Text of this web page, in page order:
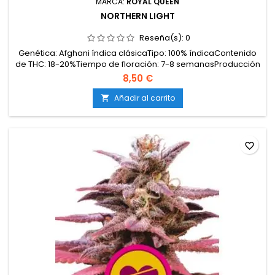
NORTHERN LIGHT
Reseña(s): 0
Genética: Afghani índica clásicaTipo: 100% índicaContenido
de THC: 18-20%Tiempo de floración: 7-8 semanasProducción
en interior: 500-550 g/m²Producción en exterior: hasta 650
g/plantaAltura: 100-160 cm en interior; hasta 250 cm en
exteriorAromas y sabores: Dulces, terrosos, especiados con
matices de pino y hierbasEfectos:...
8,50 €
 Añadir al carrito
favorite_border